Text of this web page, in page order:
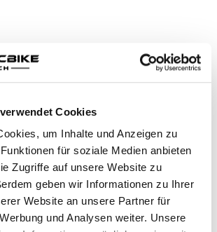
Cookies
um Inhalte und Anzeigen zu
für soziale Medien anbieten
Zugriffe auf unsere Website zu
geben wir Informationen zu Ihrer
Website an unsere Partner für
und Analysen weiter. Unsere